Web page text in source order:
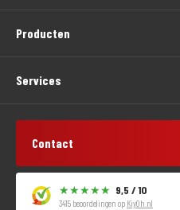
Producten
Services
Contact
9,5 / 10
3415 beoordelingen op KiyOh.nl